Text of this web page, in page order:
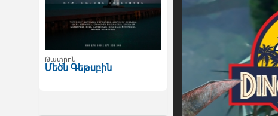
Թատրոն
Մեծն Գեթսբին